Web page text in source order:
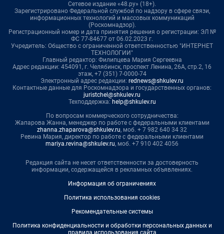
Сетевое издание «48.ру» (18+).
Зарегистрировано Федеральной службой по надзору в сфере связи,
информационных технологий и массовых коммуникаций
(Роскомнадзор).
Регистрационный номер и дата принятия решения о регистрации: ЭЛ №
ФС 77-84677 от 06.02.2023 г.
Учредитель: Общество с ограниченной ответственностью "ИНТЕРНЕТ
ТЕХНОЛОГИИ"
Главный редактор: Филипцева Мария Сергеевна
Адрес редакции: 454091, г. Челябинск, проспект Ленина, 26А, стр.2, 16
этаж, +7 (351) 7-0000-74
Электронный адрес редакции: rednews@shkulev.ru
Контактные данные для Роскомнадзора и государственных органов:
juristchel@shkulev.ru
Техподдержка: help@shkulev.ru
По вопросам коммерческого сотрудничества:
Жапарова Жанна, менеджер по работе с федеральными клиентами
zhanna.zhaparova@shkulev.ru, моб. + 7 982 640 34 32
Ревина Мария, директор по работе с федеральными клиентами
mariya.revina@shkulev.ru, моб. +7 910 402 4056
Редакция сайта не несет ответственности за достоверность
информации, содержащейся в рекламных объявлениях.
Информация об ограничениях
Политика использования cookies
Рекомендательные системы
Политика конфиденциальности и обработки персональных данных и